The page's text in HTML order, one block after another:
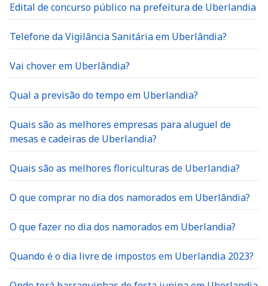
Edital de concurso público na prefeitura de Uberlandia
Telefone da Vigilância Sanitária em Uberlândia?
Vai chover em Uberlândia?
Qual a previsão do tempo em Uberlandia?
Quais são as melhores empresas para aluguel de
mesas e cadeiras de Uberlandia?
Quais são as melhores floriculturas de Uberlandia?
O que comprar no dia dos namorados em Uberlândia?
O que fazer no dia dos namorados em Uberlandia?
Quando é o dia livre de impostos em Uberlandia 2023?